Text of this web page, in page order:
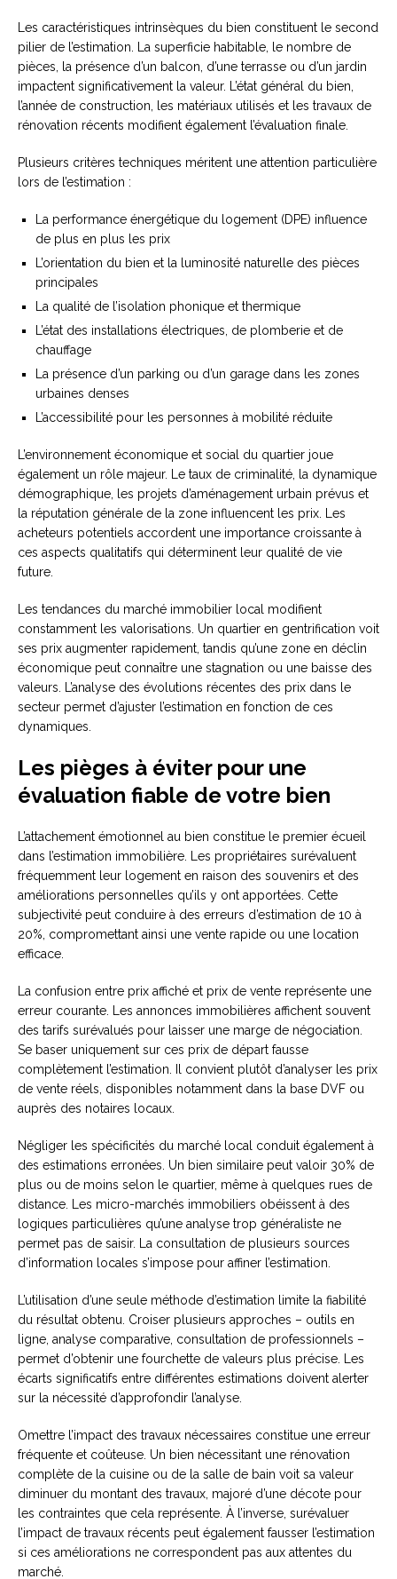
Les caractéristiques intrinsèques du bien constituent le second
pilier de l’estimation. La superficie habitable, le nombre de
pièces, la présence d’un balcon, d’une terrasse ou d’un jardin
impactent significativement la valeur. L’état général du bien,
l’année de construction, les matériaux utilisés et les travaux de
rénovation récents modifient également l’évaluation finale.
Plusieurs critères techniques méritent une attention particulière
lors de l’estimation :
La performance énergétique du logement (DPE) influence
de plus en plus les prix
L’orientation du bien et la luminosité naturelle des pièces
principales
La qualité de l’isolation phonique et thermique
L’état des installations électriques, de plomberie et de
chauffage
La présence d’un parking ou d’un garage dans les zones
urbaines denses
L’accessibilité pour les personnes à mobilité réduite
L’environnement économique et social du quartier joue
également un rôle majeur. Le taux de criminalité, la dynamique
démographique, les projets d’aménagement urbain prévus et
la réputation générale de la zone influencent les prix. Les
acheteurs potentiels accordent une importance croissante à
ces aspects qualitatifs qui déterminent leur qualité de vie
future.
Les tendances du marché immobilier local modifient
constamment les valorisations. Un quartier en gentrification voit
ses prix augmenter rapidement, tandis qu’une zone en déclin
économique peut connaître une stagnation ou une baisse des
valeurs. L’analyse des évolutions récentes des prix dans le
secteur permet d’ajuster l’estimation en fonction de ces
dynamiques.
Les pièges à éviter pour une
évaluation fiable de votre bien
L’attachement émotionnel au bien constitue le premier écueil
dans l’estimation immobilière. Les propriétaires surévaluent
fréquemment leur logement en raison des souvenirs et des
améliorations personnelles qu’ils y ont apportées. Cette
subjectivité peut conduire à des erreurs d’estimation de 10 à
20%, compromettant ainsi une vente rapide ou une location
efficace.
La confusion entre prix affiché et prix de vente représente une
erreur courante. Les annonces immobilières affichent souvent
des tarifs surévalués pour laisser une marge de négociation.
Se baser uniquement sur ces prix de départ fausse
complètement l’estimation. Il convient plutôt d’analyser les prix
de vente réels, disponibles notamment dans la base DVF ou
auprès des notaires locaux.
Négliger les spécificités du marché local conduit également à
des estimations erronées. Un bien similaire peut valoir 30% de
plus ou de moins selon le quartier, même à quelques rues de
distance. Les micro-marchés immobiliers obéissent à des
logiques particulières qu’une analyse trop généraliste ne
permet pas de saisir. La consultation de plusieurs sources
d’information locales s’impose pour affiner l’estimation.
L’utilisation d’une seule méthode d’estimation limite la fiabilité
du résultat obtenu. Croiser plusieurs approches – outils en
ligne, analyse comparative, consultation de professionnels –
permet d’obtenir une fourchette de valeurs plus précise. Les
écarts significatifs entre différentes estimations doivent alerter
sur la nécessité d’approfondir l’analyse.
Omettre l’impact des travaux nécessaires constitue une erreur
fréquente et coûteuse. Un bien nécessitant une rénovation
complète de la cuisine ou de la salle de bain voit sa valeur
diminuer du montant des travaux, majoré d’une décote pour
les contraintes que cela représente. À l’inverse, surévaluer
l’impact de travaux récents peut également fausser l’estimation
si ces améliorations ne correspondent pas aux attentes du
marché.